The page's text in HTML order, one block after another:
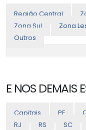
Região Central
Zona Sul
Zona
Outros
E NOS DEMAIS
Capitais PE
RJ
RS SC